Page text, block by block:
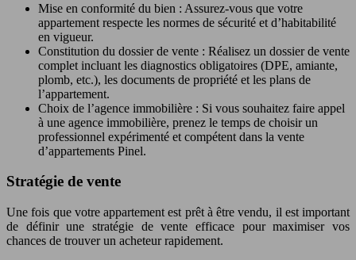
Mise en conformité du bien : Assurez-vous que votre
appartement respecte les normes de sécurité et d’habitabilité
en vigueur.
Constitution du dossier de vente : Réalisez un dossier de vente
complet incluant les diagnostics obligatoires (DPE, amiante,
plomb, etc.), les documents de propriété et les plans de
l’appartement.
Choix de l’agence immobilière : Si vous souhaitez faire appel
à une agence immobilière, prenez le temps de choisir un
professionnel expérimenté et compétent dans la vente
d’appartements Pinel.
Stratégie de vente
Une fois que votre appartement est prêt à être vendu, il est important
de définir une stratégie de vente efficace pour maximiser vos
chances de trouver un acheteur rapidement.